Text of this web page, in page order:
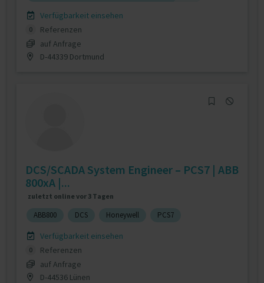
Verfügbarkeit einsehen
0
Referenzen
auf Anfrage
D-44339 Dortmund
DCS/SCADA System Engineer – PCS7 | ABB
800xA |...
zuletzt online vor 3 Tagen
ABB800 DCS Honeywell PCS7
Verfügbarkeit einsehen
0
Referenzen
auf Anfrage
D-44536 Lünen